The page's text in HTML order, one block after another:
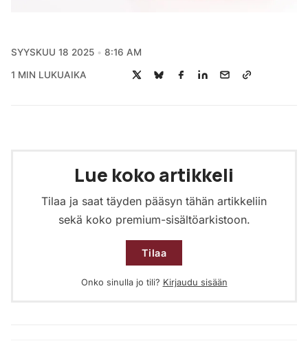
SYYSKUU 18 2025 8:16 AM
1 MIN LUKUAIKA
Lue koko artikkeli
Tilaa ja saat täyden pääsyn tähän artikkeliin
sekä koko premium-sisältöarkistoon.
Tilaa
Onko sinulla jo tili? Kirjaudu sisään